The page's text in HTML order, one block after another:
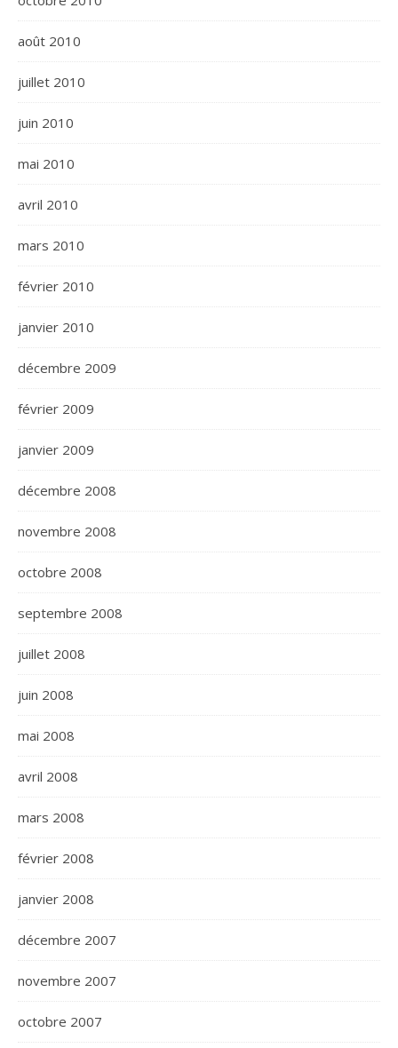
août 2010
juillet 2010
juin 2010
mai 2010
avril 2010
mars 2010
février 2010
janvier 2010
décembre 2009
février 2009
janvier 2009
décembre 2008
novembre 2008
octobre 2008
septembre 2008
juillet 2008
juin 2008
mai 2008
avril 2008
mars 2008
février 2008
janvier 2008
décembre 2007
novembre 2007
octobre 2007